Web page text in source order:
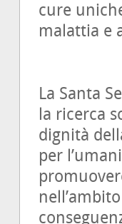
cure
malattia e
La Santa
la ricerca
dignità
per